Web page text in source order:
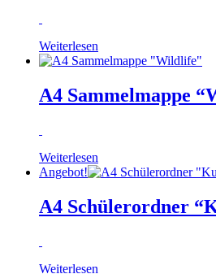
Weiterlesen
A4 Sammelmappe
Weiterlesen
Angebot!
A4 Schülerordner
Weiterlesen